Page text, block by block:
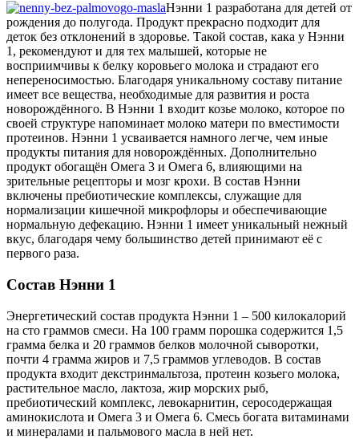
Нэнни 1 разработана для детей от
рождения до полугода. Продукт прекрасно подходит для
деток без отклонений в здоровье. Такой состав, кака у Нэнни
1, рекомендуют и для тех малышей, которые не
восприимчивы к белку коровьего молока и страдают его
непереносимостью. Благодаря уникальному составу питание
имеет все вещества, необходимые для развития и роста
новорождённого. В Нэнни 1 входит козье молоко, которое по
своей структуре напоминает молоко матери по вместимости
протеинов. Нэнни 1 усваивается намного легче, чем иные
продукты питания для новорождённых. Дополнительно
продукт обогащён Омега 3 и Омега 6, влияющими на
зрительные рецепторы и мозг крохи. В состав Нэнни
включены пребиотические комплексы, служащие для
нормализации кишечной микрофлоры и обеспечивающие
нормальную дефекацию. Нэнни 1 имеет уникальный нежный
вкус, благодаря чему большинство детей принимают её с
первого раза.
Состав Нэнни 1
Энергетический состав продукта Нэнни 1 – 500 килокалорий
на сто граммов смеси. На 100 грамм порошка содержится 1,5
грамма белка и 20 граммов белков молочной сыворотки,
почти 4 грамма жиров и 7,5 граммов углеводов. В состав
продукта входит декстринмальтоза, протеин козьего молока,
растительное масло, лактоза, жир морских рыб,
пребиотический комплекс, левокарнитин, серосодержащая
аминокислота и Омега 3 и Омега 6. Смесь богата витаминами
и минералами и пальмового масла в ней нет.